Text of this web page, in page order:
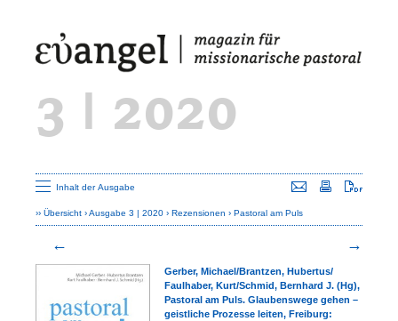
3 | 2020
Übersicht Ausgabe 3 | 2020 Rezensionen Pastoral am Puls
Inhalt der Ausgabe Seite versenden
Seite drucken
Gerber, Michael/‍Brantzen, Hu­ber­tus/‍‌
Faulhaber, Kurt/‍Schmid, Bernhard J. (Hg),
Pastoral am Puls. Glaubenswege gehen –
geistliche Prozesse leiten, Freiburg: